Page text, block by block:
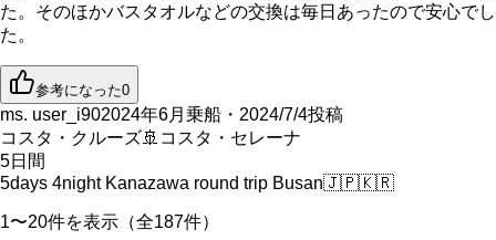
た。そのほかバスタオルなどの交換は毎日あったので安心でし
た。
参考になった0
ms. user_i902024年6月乗船・2024/7/4投稿
コスタ・クルーズ🚢 コスタ・セレーナ
5日間
5days 4night Kanazawa round trip Busan🇯🇵🇰🇷
1〜20件を表示（全187件）